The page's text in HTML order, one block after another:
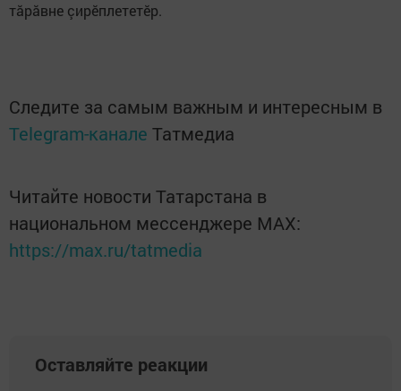
тăрăвне çирӗплететӗр.
Следите за самым важным и интересным в
Telegram-канале Татмедиа
Читайте новости Татарстана в
национальном мессенджере MАХ:
https://max.ru/tatmedia
Оставляйте реакции